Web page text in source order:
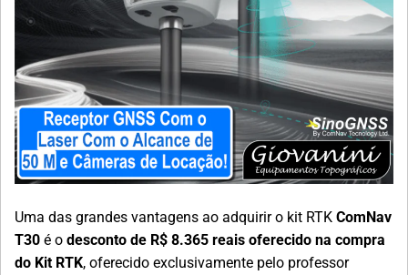
Uma das grandes vantagens ao adquirir o kit RTK ComNav
T30 é o desconto de R$ 8.365 reais oferecido na compra
do Kit RTK, oferecido exclusivamente pelo professor